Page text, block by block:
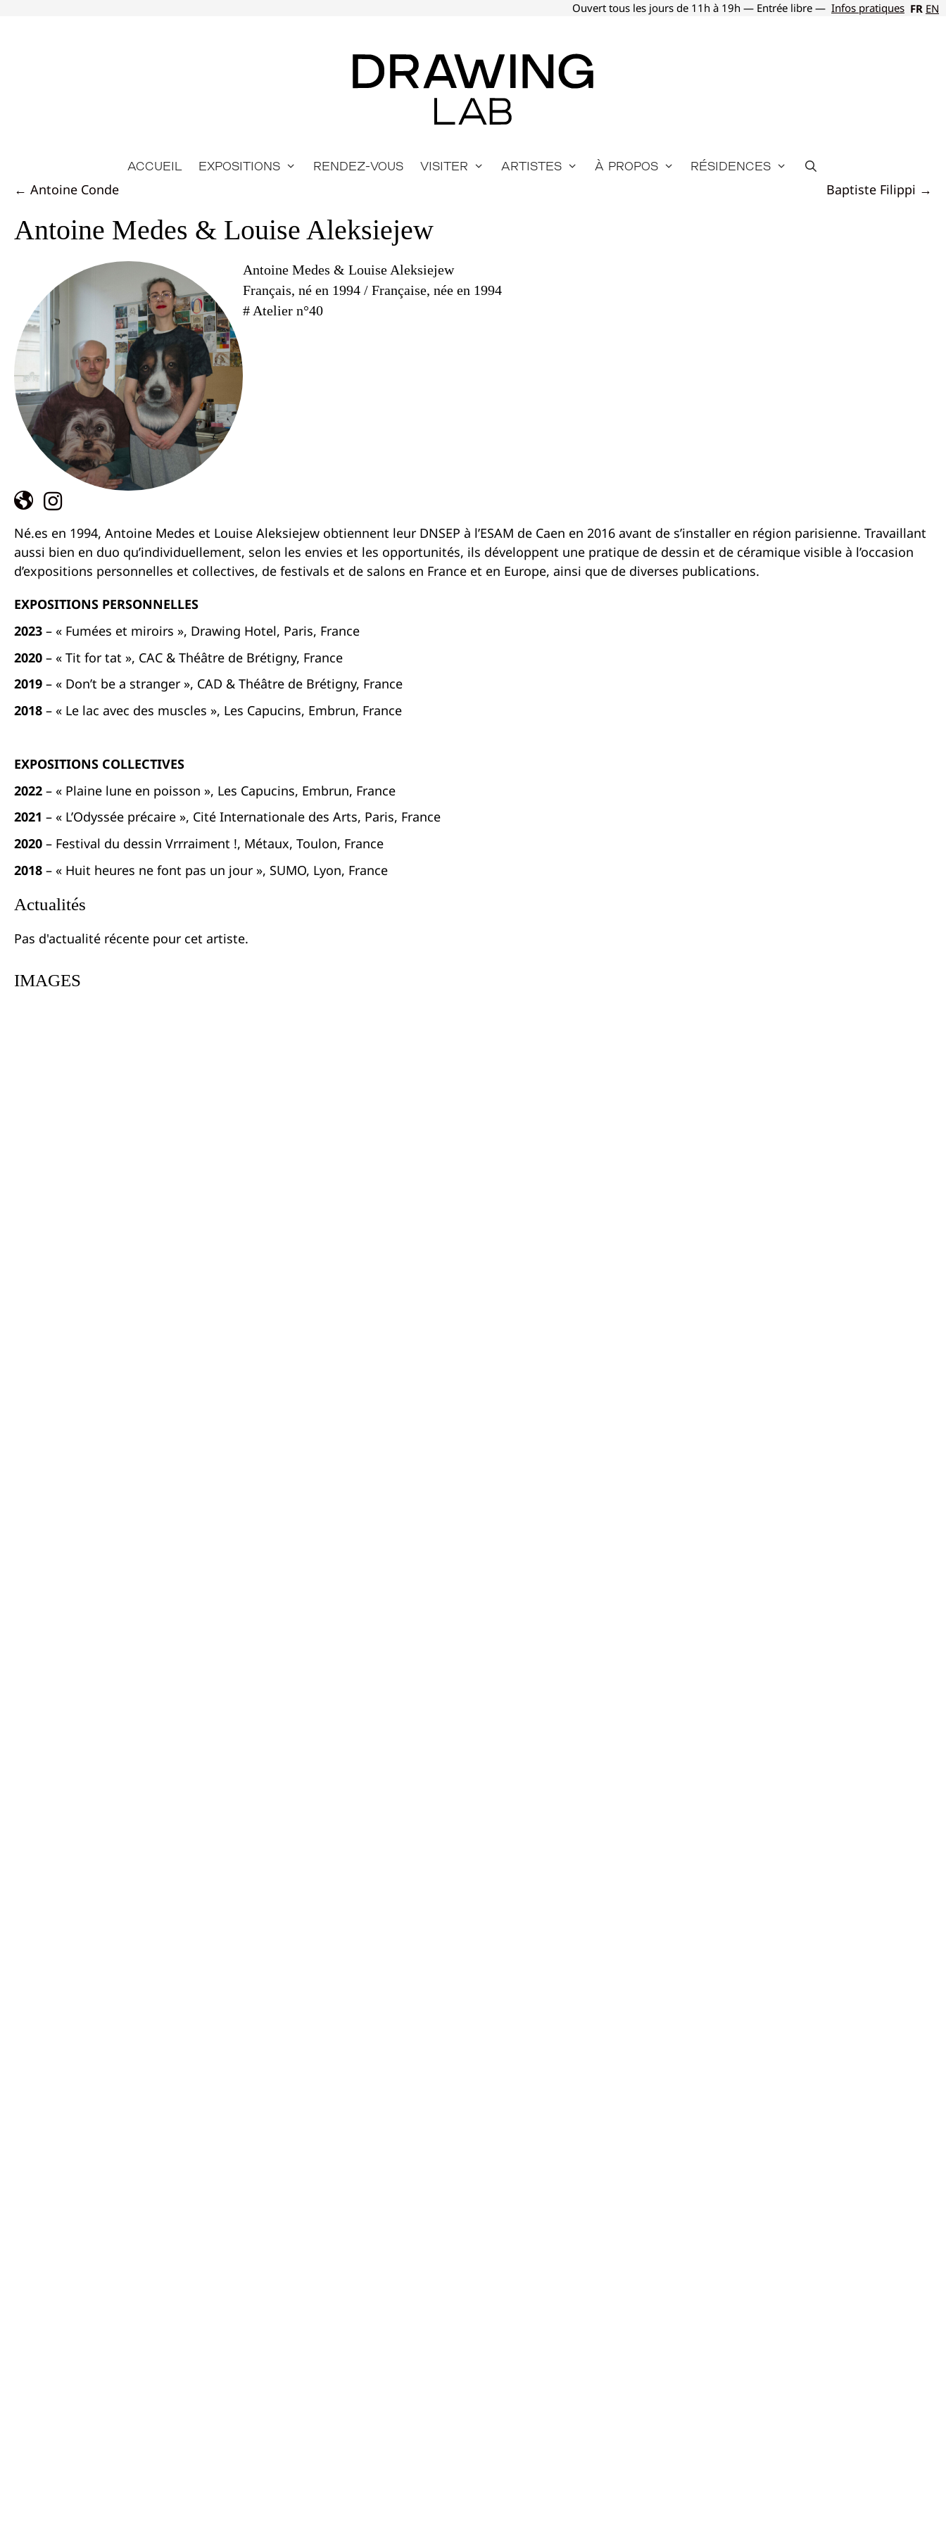
Ouvert tous les jours de 11h à 19h — Entrée libre — Infos pratiques FR EN
Accueil Expositions Rendez-vous Visiter Artistes À propos Résidences
Posts
← Antoine Conde Baptiste Filippi →
Antoine Medes & Louise Aleksiejew
Antoine Medes & Louise Aleksiejew
Français, né en 1994 / Française, née en 1994
# Atelier n°40
Né.es en 1994, Antoine Medes et Louise Aleksiejew obtiennent leur DNSEP à l’ESAM de Caen en 2016 avant de s’installer en région parisienne. Travaillant
aussi bien en duo qu’individuellement, selon les envies et les opportunités, ils développent une pratique de dessin et de céramique visible à l’occasion
d’expositions personnelles et collectives, de festivals et de salons en France et en Europe, ainsi que de diverses publications.
EXPOSITIONS PERSONNELLES
2023 – « Fumées et miroirs », Drawing Hotel, Paris, France
2020 – « Tit for tat », CAC & Théâtre de Brétigny, France
2019 – « Don’t be a stranger », CAD & Théâtre de Brétigny, France
2018 – « Le lac avec des muscles », Les Capucins, Embrun, France
EXPOSITIONS COLLECTIVES
2022 – « Plaine lune en poisson », Les Capucins, Embrun, France
2021 – « L’Odyssée précaire », Cité Internationale des Arts, Paris, France
2020 – Festival du dessin Vrrraiment !, Métaux, Toulon, France
2018 – « Huit heures ne font pas un jour », SUMO, Lyon, France
Actualités
Pas d'actualité récente pour cet artiste.
IMAGES